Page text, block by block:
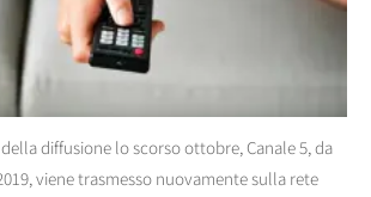
diffusione lo scorso ottobre, Canale 5, da
viene trasmesso nuovamente sulla rete